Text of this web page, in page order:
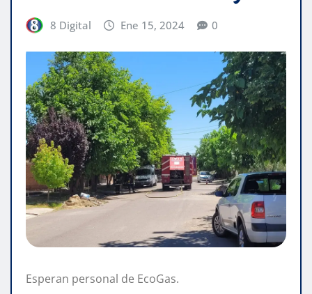
8 Digital Ene 15, 2024 0
Esperan personal de EcoGas.